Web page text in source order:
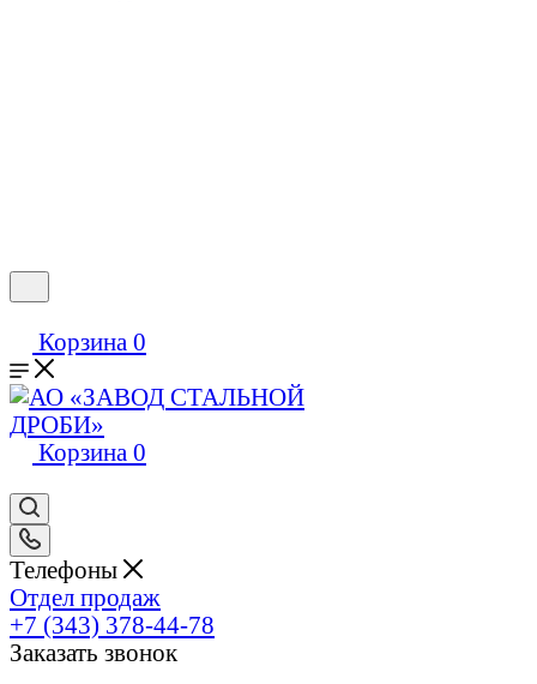
Корзина 0
Корзина 0
Телефоны
Отдел продаж
+7 (343) 378-44-78
Заказать звонок